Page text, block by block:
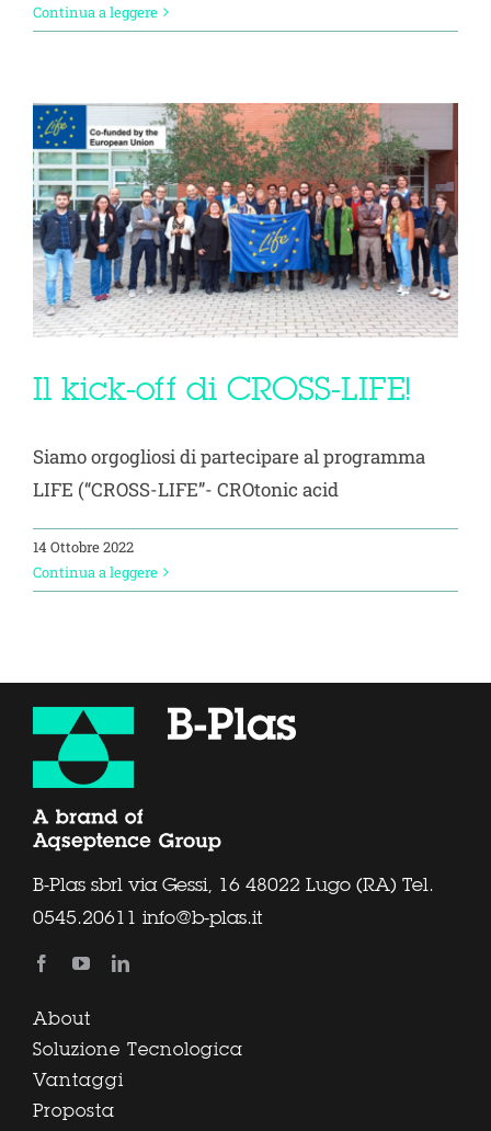
Continua a leggere
Il kick-off di CROSS-LIFE!
Siamo orgogliosi di partecipare al programma
LIFE (“CROSS-LIFE”- CROtonic acid
14 Ottobre 2022
Continua a leggere
B-Plas sbrl via Gessi, 16 48022 Lugo (RA) Tel.
0545.20611 info@b-plas.it
About
Soluzione Tecnologica
Vantaggi
Proposta